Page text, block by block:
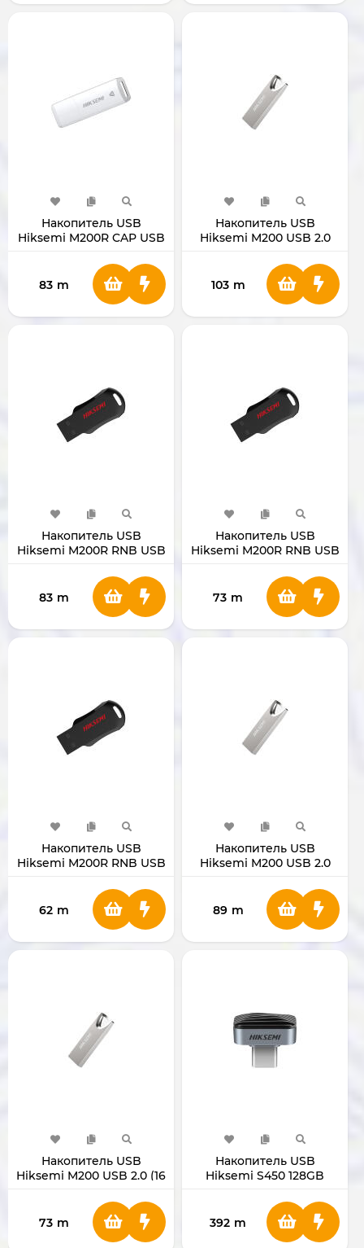
Накопитель USB
Hiksemi M200R CAP USB
83 m
Накопитель USB
Hiksemi M200 USB 2.0
103 m
Накопитель USB
Hiksemi M200R RNB USB
83 m
Накопитель USB
Hiksemi M200R RNB USB
73 m
Накопитель USB
Hiksemi M200R RNB USB
62 m
Накопитель USB
Hiksemi M200 USB 2.0
89 m
Накопитель USB
Hiksemi M200 USB 2.0 (16
73 m
Накопитель USB
Hiksemi S450 128GB
392 m